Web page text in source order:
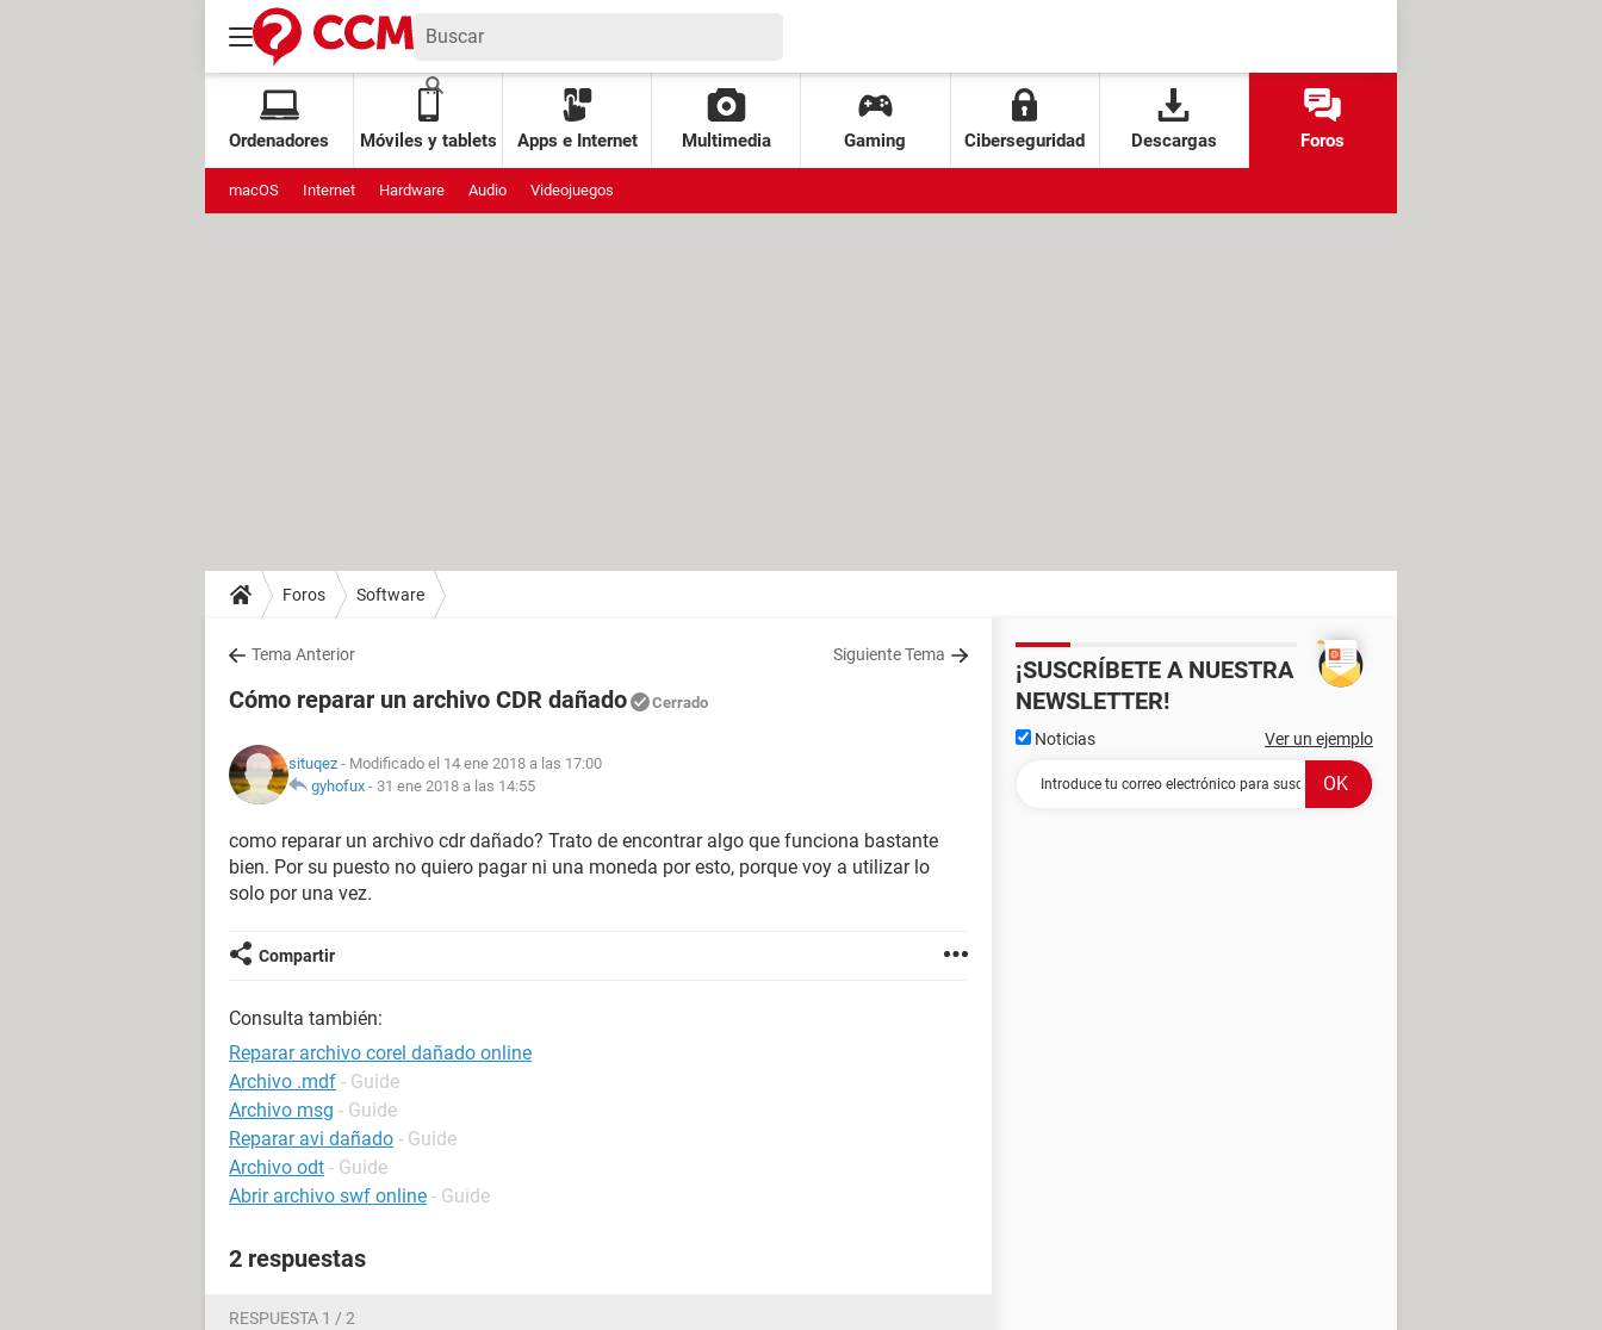
Ordenadores Móviles y tablets Apps e Internet Multimedia Gaming Ciberseguridad Descargas Foros
macOS Internet Hardware Audio Videojuegos
Foros Software
Tema Anterior Siguiente Tema
Cómo reparar un archivo CDR dañado Cerrado
situqez - Modificado el 14 ene 2018 a las 17:00
gyhofux - 31 ene 2018 a las 14:55
como reparar un archivo cdr dañado? Trato de encontrar algo que funciona bastante
bien. Por su puesto no quiero pagar ni una moneda por esto, porque voy a utilizar lo
solo por una vez.
Compartir
Consulta también:
Reparar archivo corel dañado online
Archivo .mdf - Guide
Archivo msg - Guide
Reparar avi dañado - Guide
Archivo odt - Guide
Abrir archivo swf online - Guide
2 respuestas
RESPUESTA 1 / 2
¡SUSCRÍBETE A NUESTRA
NEWSLETTER!
Noticias Ver un ejemplo